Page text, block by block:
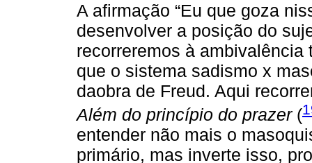
A afirmação “Eu que goza
desenvolver a posição do
recorreremos à
que o sistema sadismo x
daobra de Freud. Aqui
Além do princípio do prazer(
entender não mais o
primário, mas inverte isso,